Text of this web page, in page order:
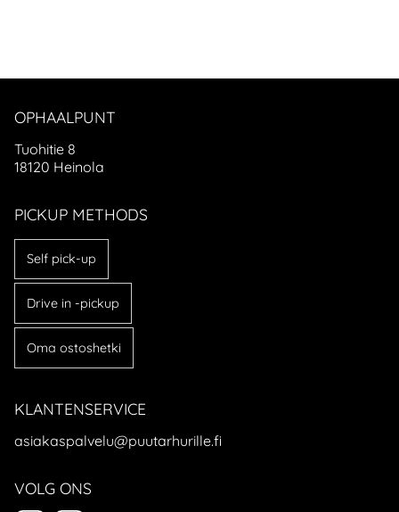
OPHAALPUNT
Tuohitie 8
18120 Heinola
PICKUP METHODS
Self pick-up
Drive in -pickup
Oma ostoshetki
KLANTENSERVICE
asiakaspalvelu@puutarhurille.fi
VOLG ONS